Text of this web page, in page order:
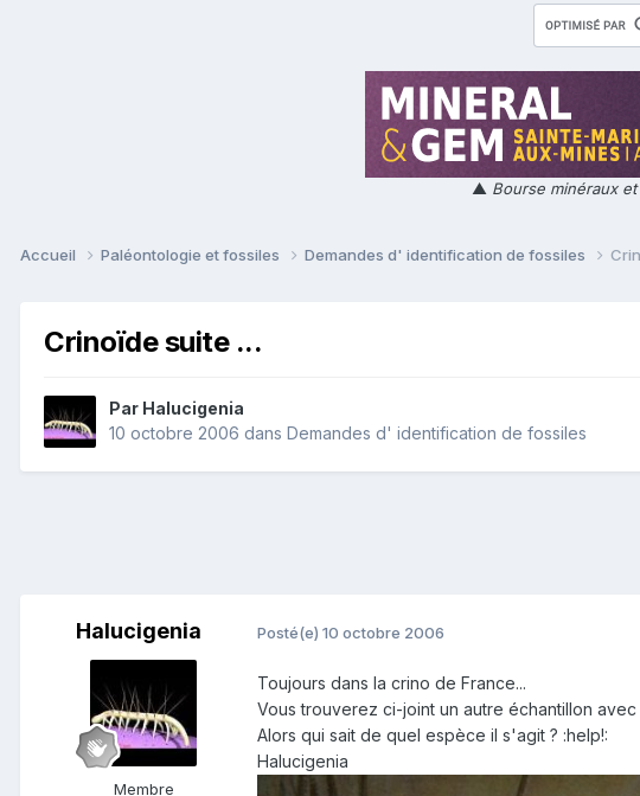
▲ Bourse minéraux
Accueil Paléontologie et fossiles Demandes d' identification de fossiles
Crinoïde suite ...
Par Halucigenia
10 octobre 2006 dans Demandes d' identification de fossiles
Halucigenia
Membre
Posté(e) 10 octobre 2006
Toujours dans la crino de France...
Vous trouverez ci-joint un autre échantillon
Alors qui sait de quel espèce il s'agit ? :help!:
Halucigenia